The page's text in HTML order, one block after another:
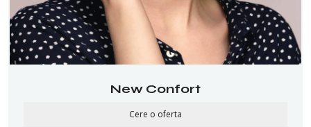
New Confort
Cere o oferta